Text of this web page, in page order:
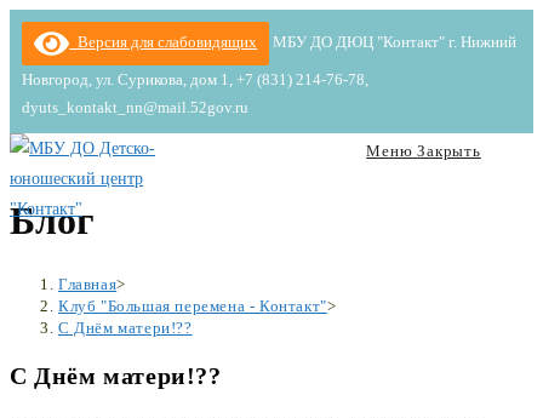
Перейти
содержимому
Версия для слабовидящих МБУ ДО ДЮЦ "Контакт" г. Нижний
Новгород, ул. Сурикова, дом 1, +7 (831) 214-76-78,
dyuts_kontakt_nn@mail.52gov.ru
Меню Закрыть
Блог
Главная>
Клуб "Большая перемена - Контакт">
С Днём матери!??
С Днём матери!??